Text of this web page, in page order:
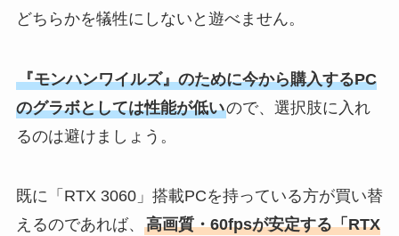
どちらかを犠牲にしないと遊べません。
『モンハンワイルズ』のために今から購入するPC
のグラボとしては性能が低いので、選択肢に入れ
るのは避けましょう。
既に「RTX 3060」搭載PCを持っている方が買い替
えるのであれば、 高画質・60fpsが安定する「RTX